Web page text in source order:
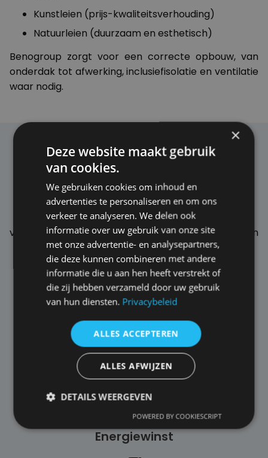
Kunstleien (prijs-kwaliteitsverhouding)
Natuurleien (duurzaam en esthetisch)
Benogroup zorgt voor een correcte opbouw, van
onderdak tot afwerking, inclusiefisolatie en ventilatie
waar nodig.
Dakisolatie, afwerking &
details
Een goed geïsoleerd dak verhoogt je comfort en
verlaagt je energiekosten. Benogroup zorgt voor een
correcte opbouw, met oog voor luchtdichtheid,
nette afwerking en esthetiek. Geschikt voor platte
en hellende daken, steeds met advies op maat.
Comfort
Energiewinst
×
Deze website maakt gebruik
van cookies.
We gebruiken cookies om inhoud en
advertenties te personaliseren en om ons
verkeer te analyseren. We delen ook
informatie over uw gebruik van onze site
met onze advertentie- en analysepartners,
die deze kunnen combineren met andere
informatie die u aan hen heeft verstrekt of
die zij hebben verzameld door uw gebruik
van hun diensten. Privacybeleid
ALLES ACCEPTEREN
ALLES AFWIJZEN
DETAILS WEERGEVEN
POWERED BY COOKIESCRIPT